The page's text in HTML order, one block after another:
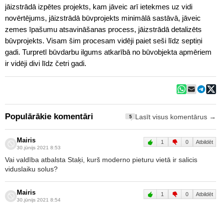
jāizstrādā izpētes projekts, kam jāveic arī ietekmes uz vidi
novērtējums, jāizstrādā būvprojekts minimālā sastāvā, jāveic
zemes īpašumu atsavināšanas process, jāizstrādā detalizēts
būvprojekts. Visam šim procesam vidēji paiet seši līdz septiņi
gadi. Turpretī būvdarbu ilgums atkarībā no būvobjekta apmēriem
ir vidēji divi līdz četri gadi.
Populārākie komentāri 5 Lasīt visus komentārus →
Mairis
30.jūnijs 2021 8:53
1 0 Atbildēt
Vai valdība atbalsta Staķi, kurš moderno pieturu vietā ir salicis
viduslaiku solus?
Mairis
30.jūnijs 2021 8:54
1 0 Atbildēt